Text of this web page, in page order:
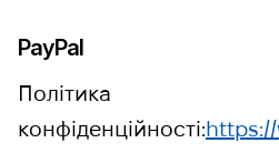
PayPal
Політика
конфіденційності: